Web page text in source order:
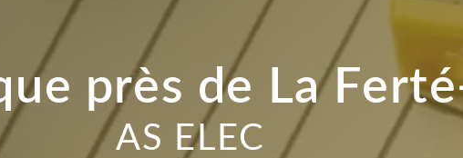
près de La
AS ELEC